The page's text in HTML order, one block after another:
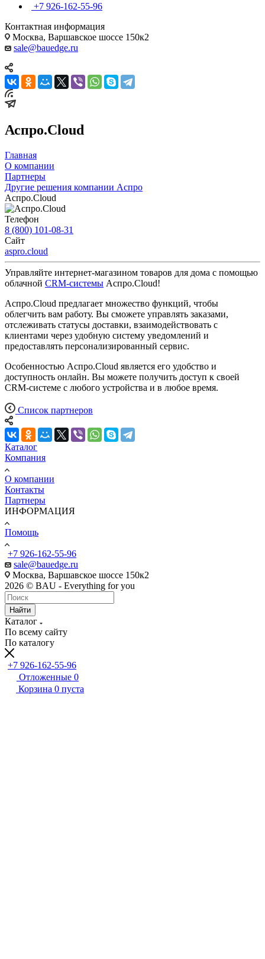
+7 926-162-55-96
Контактная информация
Москва, Варшавское шоссе 150к2
sale@bauedge.ru
Аспро.Cloud
Главная
О компании
Партнеры
Другие решения компании Аспро
Аспро.Cloud
Телефон
8 (800) 101-08-31
Сайт
aspro.cloud
Управляйте интернет-магазином товаров для дома с помощью
облачной CRM-системы Аспро.Cloud!
Аспро.Cloud предлагает множество функций, чтобы
облегчить вам работу. Вы сможете управлять заказами,
отслеживать статусы доставки, взаимодействовать с
клиентами через удобную систему уведомлений и
предоставлять персонализированный сервис.
Особенностью Аспро.Cloud является его удобство и
доступность онлайн. Вы можете получить доступ к своей
CRM-системе с любого устройства и в любое время.
Список партнеров
Каталог
Компания
О компании
Контакты
Партнеры
ИНФОРМАЦИЯ
Помощь
+7 926-162-55-96
sale@bauedge.ru
Москва, Варшавское шоссе 150к2
2026 © BAU - Everything for you
Найти
Каталог
По всему сайту
По каталогу
+7 926-162-55-96
Отложенные 0
Корзина 0 пуста